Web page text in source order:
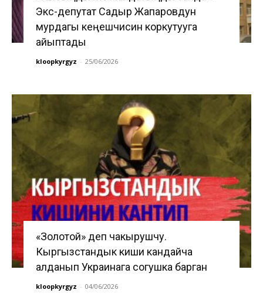
Экс-депутат Садыр Жапаровдун
мурдагы кеңешчисин коркутууга
айыптады
kloopkyrgyz - 25/06/2026
«Золотой» деп чакырушчу.
Кыргызстандык киши кандайча
алданып Украинага согушка барган
kloopkyrgyz - 04/06/2026